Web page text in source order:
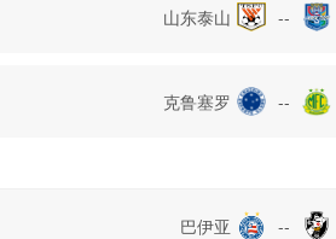
山东泰山 --
克鲁塞罗 --
巴伊亚 --